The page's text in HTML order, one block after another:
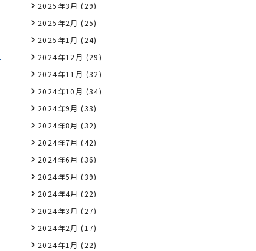
2025年3月 (29)
2025年2月 (25)
2025年1月 (24)
2024年12月 (29)
2024年11月 (32)
2024年10月 (34)
2024年9月 (33)
2024年8月 (32)
2024年7月 (42)
2024年6月 (36)
2024年5月 (39)
2024年4月 (22)
2024年3月 (27)
2024年2月 (17)
2024年1月 (22)